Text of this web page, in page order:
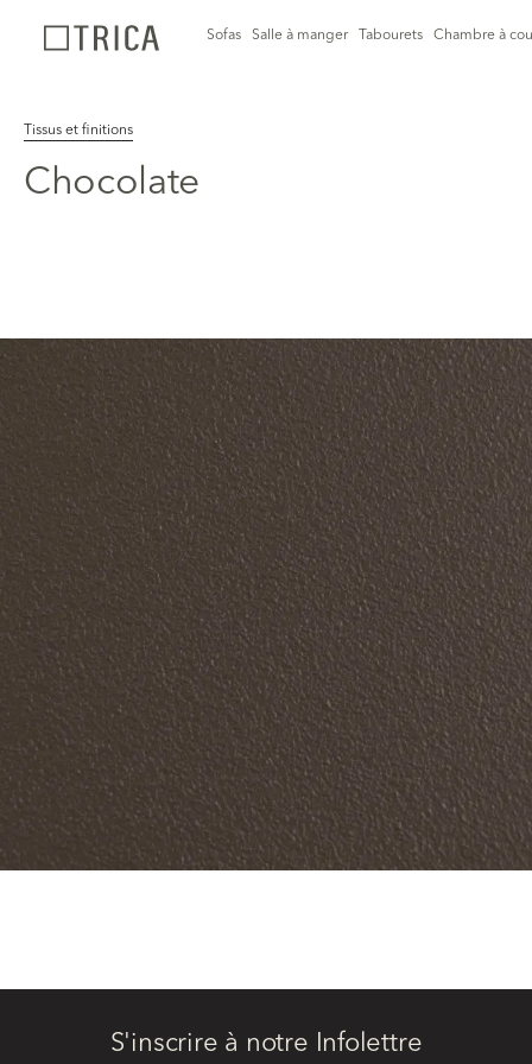
Sofas Salle à manger Tabourets Chambre à
Tissus et finitions
Chocolate
S'inscrire à notre Infolettre